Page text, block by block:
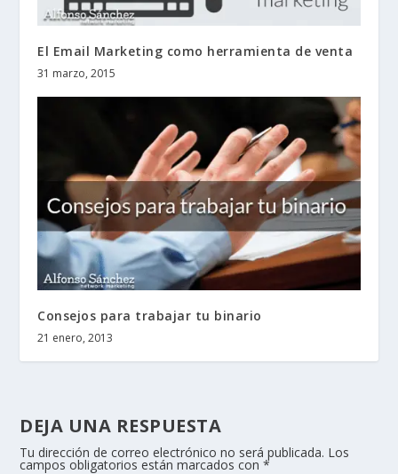
El Email Marketing como herramienta de venta
31 marzo, 2015
Consejos para trabajar tu binario
21 enero, 2013
DEJA UNA RESPUESTA
Tu dirección de correo electrónico no será publicada. Los
campos obligatorios están marcados con*